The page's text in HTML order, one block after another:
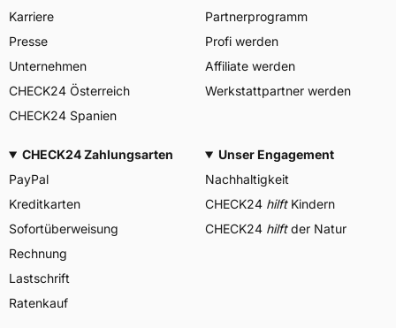
Karriere
Presse
Unternehmen
CHECK24 Österreich
CHECK24 Spanien
Partnerprogramm
Profi werden
Affiliate werden
Werkstattpartner werden
CHECK24 Zahlungsarten
PayPal
Kreditkarten
Sofortüberweisung
Rechnung
Lastschrift
Ratenkauf
Unser Engagement
Nachhaltigkeit
CHECK24 hilftKindern
CHECK24 hilftder Natur